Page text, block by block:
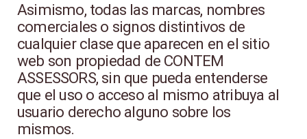
Asimismo, todas las marcas, nombres
comerciales o signos distintivos de
cualquier clase que aparecen en el sitio
web son propiedad de CONTEM
ASSESSORS, sin que pueda entenderse
que el uso o acceso al mismo atribuya al
usuario derecho alguno sobre los
mismos.